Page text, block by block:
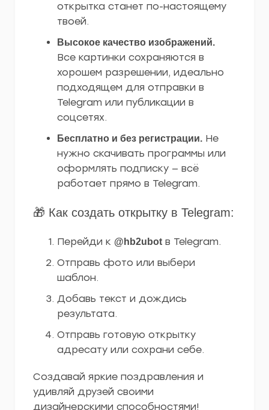
открытка станет по-настоящему
твоей.
Высокое качество изображений.
Все картинки сохраняются в
хорошем разрешении, идеально
подходящем для отправки в
Telegram или публикации в
соцсетях.
Бесплатно и без регистрации. Не
нужно скачивать программы или
оформлять подписку — всё
работает прямо в Telegram.
🎁 Как создать открытку в Telegram:
Перейди к @hb2ubot в Telegram.
Отправь фото или выбери
шаблон.
Добавь текст и дождись
результата.
Отправь готовую открытку
адресату или сохрани себе.
Создавай яркие поздравления и
удивляй друзей своими
дизайнерскими способностями!